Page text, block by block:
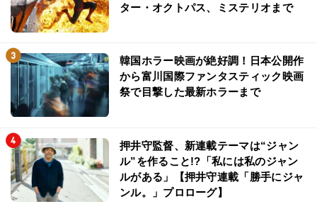
ター・オクトパス、ミステリオまで
韓国ホラー映画が絶好調！日本公開作
から富川国際ファンタスティック映画
祭で目撃した最新ホラーまで
押井守監督、新連載テーマは“ジャン
ル”を作ること!?「私には私のジャン
ルがある」【押井守連載「勝手にジャ
ンル。」プロローグ】